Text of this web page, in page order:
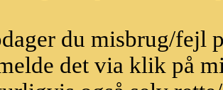
du misbrug/fejl
det via klik på